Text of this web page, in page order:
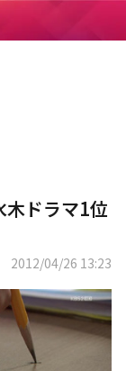
木ドラマ1位
2012/04/26 13:23